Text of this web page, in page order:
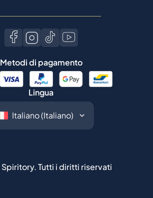
Metodi di pagamento
Lingua
Spiritory.Tutti i diritti riservati